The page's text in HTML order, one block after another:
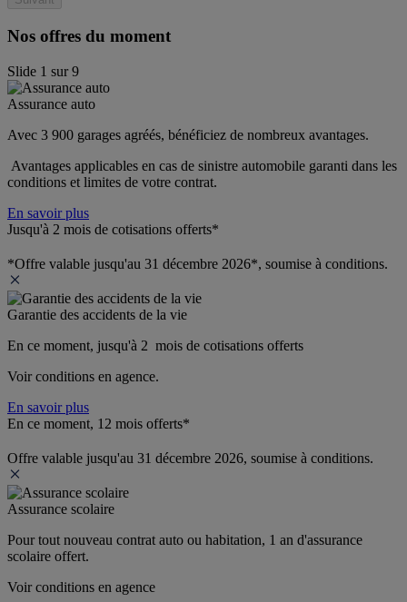
Nos offres du moment
Slide 1 sur9
Assurance auto
Avec 3 900 garages agréés, bénéficiez de nombreux avantages.
Avantages applicables en cas de sinistre automobile garanti dans les
conditions et limites de votre contrat.
En savoir plus
Jusqu'à 2 mois de cotisations offerts*
*Offre valable jusqu'au 31 décembre 2026*, soumise à conditions.
Garantie des accidents de la vie
En ce moment, jusqu'à 2  mois de cotisations offerts
Voir conditions en agence.
En savoir plus
En ce moment, 12 mois offerts*
Offre valable jusqu'au 31 décembre 2026, soumise à conditions.
Assurance scolaire
Pour tout nouveau contrat auto ou habitation, 1 an d'assurance
scolaire offert.
Voir conditions en agence